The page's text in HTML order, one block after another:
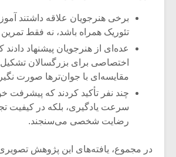
برخی هنرجویان علاقه داشتند
تئوریک همراه باشد، نه فقط
عده‌ای از هنرجویان پیشنهاد
اختصاصی برای بزرگسالان تشکیل
مقایسه‌ای با جوان‌ترها صورت
چند نفر تأکید کردند که پیشرفت
سرعت یادگیری، بلکه در کیفیت
رضایت شخصی می‌سنجند.
در مجموع، یافته‌های این پژوهش